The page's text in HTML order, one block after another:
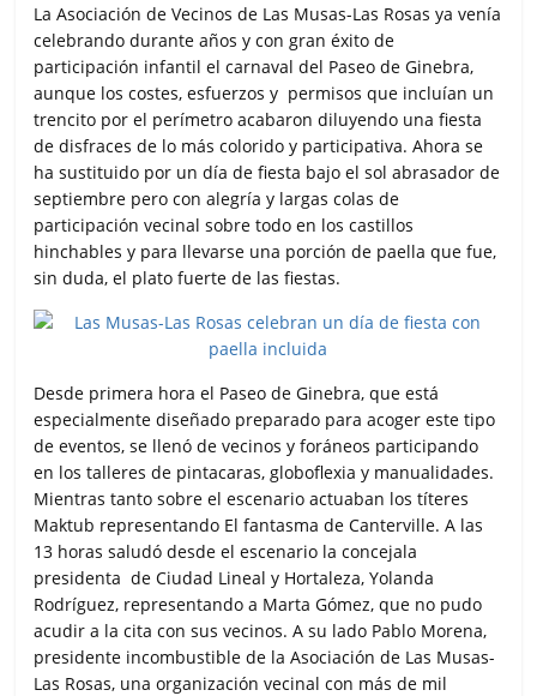
La Asociación de Vecinos de Las Musas-Las Rosas ya venía
celebrando durante años y con gran éxito de
participación infantil el carnaval del Paseo de Ginebra,
aunque los costes, esfuerzos y permisos que incluían un
trencito por el perímetro acabaron diluyendo una fiesta
de disfraces de lo más colorido y participativa. Ahora se
ha sustituido por un día de fiesta bajo el sol abrasador de
septiembre pero con alegría y largas colas de
participación vecinal sobre todo en los castillos
hinchables y para llevarse una porción de paella que fue,
sin duda, el plato fuerte de las fiestas.
Desde primera hora el Paseo de Ginebra, que está
especialmente diseñado preparado para acoger este tipo
de eventos, se llenó de vecinos y foráneos participando
en los talleres de pintacaras, globoflexia y manualidades.
Mientras tanto sobre el escenario actuaban los títeres
Maktub representando El fantasma de Canterville. A las
13 horas saludó desde el escenario la concejala
presidenta de Ciudad Lineal y Hortaleza, Yolanda
Rodríguez, representando a Marta Gómez, que no pudo
acudir a la cita con sus vecinos. A su lado Pablo Morena,
presidente incombustible de la Asociación de Las Musas-
Las Rosas, una organización vecinal con más de mil